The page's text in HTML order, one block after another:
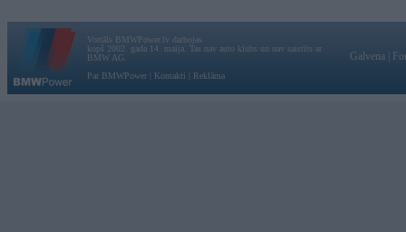
Vortāls BMWPower.lv darbojas
kopš 2002. gada 14. maija. Tas nav auto klubs un nav saistīts ar
BMW AG.
Par BMWPower
Kontakti Reklāma
Galvena